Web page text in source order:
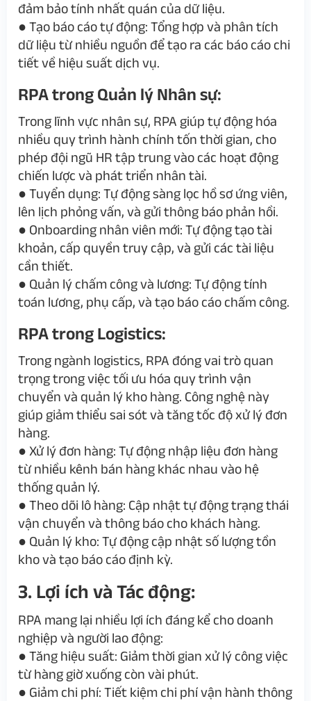
đảm bảo tính nhất quán của dữ liệu.
● Tạo báo cáo tự động: Tổng hợp và phân tích
dữ liệu từ nhiều nguồn để tạo ra các báo cáo chi
tiết về hiệu suất dịch vụ.
RPA trong Quản lý Nhân sự:
Trong lĩnh vực nhân sự, RPA giúp tự động hóa
nhiều quy trình hành chính tốn thời gian, cho
phép đội ngũ HR tập trung vào các hoạt động
chiến lược và phát triển nhân tài.
● Tuyển dụng: Tự động sàng lọc hồ sơ ứng viên,
lên lịch phỏng vấn, và gửi thông báo phản hồi.
● Onboarding nhân viên mới: Tự động tạo tài
khoản, cấp quyền truy cập, và gửi các tài liệu
cần thiết.
● Quản lý chấm công và lương: Tự động tính
toán lương, phụ cấp, và tạo báo cáo chấm công.
RPA trong Logistics:
Trong ngành logistics, RPA đóng vai trò quan
trọng trong việc tối ưu hóa quy trình vận
chuyển và quản lý kho hàng. Công nghệ này
giúp giảm thiểu sai sót và tăng tốc độ xử lý đơn
hàng.
● Xử lý đơn hàng: Tự động nhập liệu đơn hàng
từ nhiều kênh bán hàng khác nhau vào hệ
thống quản lý.
● Theo dõi lô hàng: Cập nhật tự động trạng thái
vận chuyển và thông báo cho khách hàng.
● Quản lý kho: Tự động cập nhật số lượng tồn
kho và tạo báo cáo định kỳ.
3. Lợi ích và Tác động:
RPA mang lại nhiều lợi ích đáng kể cho doanh
nghiệp và người lao động:
● Tăng hiệu suất: Giảm thời gian xử lý công việc
từ hàng giờ xuống còn vài phút.
● Giảm chi phí: Tiết kiệm chi phí vận hành thông